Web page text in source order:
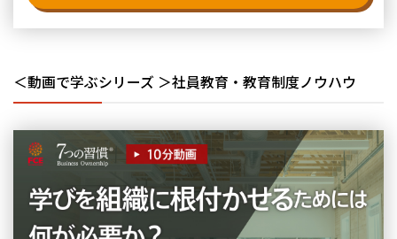
＜動画で学ぶシリーズ ＞社員教育・教育制度ノウハウ